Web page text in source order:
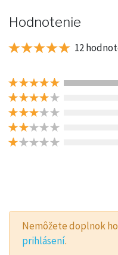
Hodnotenie
12
Nemôžete doplnok
prihlásení.